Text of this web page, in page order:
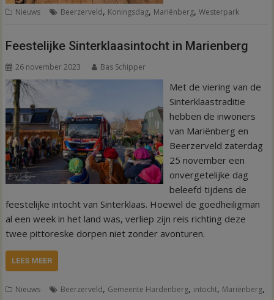
Nieuws Beerzerveld, Koningsdag, Mariënberg,Westerpark
Feestelijke Sinterklaasintocht in Marienberg
26 november 2023 Bas Schipper
Met de viering van de
Sinterklaastraditie
hebben de inwoners
van Mariënberg en
Beerzerveld zaterdag
25 november een
onvergetelijke dag
beleefd tijdens de
feestelijke intocht van Sinterklaas. Hoewel de goedheiligman
al een week in het land was, verliep zijn reis richting deze
twee pittoreske dorpen niet zonder avonturen.
LEES MEER
Nieuws Beerzerveld, Gemeente Hardenberg, intocht, Mariënberg,